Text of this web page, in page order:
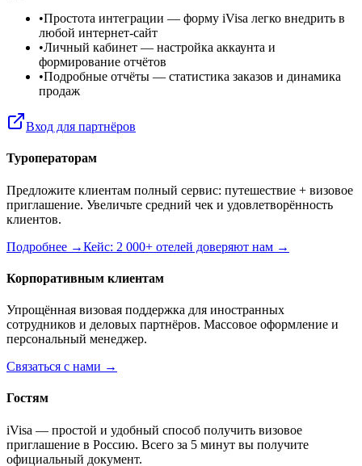
•Простота интеграции — форму iVisa легко внедрить в
любой интернет-сайт
•Личный кабинет — настройка аккаунта и
формирование отчётов
•Подробные отчёты — статистика заказов и динамика
продаж
Вход для партнёров
Туроператорам
Предложите клиентам полный сервис: путешествие + визовое
приглашение. Увеличьте средний чек и удовлетворённость
клиентов.
Подробнее →Кейс: 2 000+ отелей доверяют нам →
Корпоративным клиентам
Упрощённая визовая поддержка для иностранных
сотрудников и деловых партнёров. Массовое оформление и
персональный менеджер.
Связаться с нами →
Гостям
iVisa — простой и удобный способ получить визовое
приглашение в Россию. Всего за 5 минут вы получите
официальный документ.